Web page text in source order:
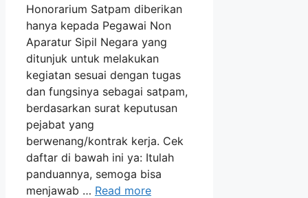
Honorarium Satpam diberikan
hanya kepada Pegawai Non
Aparatur Sipil Negara yang
ditunjuk untuk melakukan
kegiatan sesuai dengan tugas
dan fungsinya sebagai satpam,
berdasarkan surat keputusan
pejabat yang
berwenang/kontrak kerja. Cek
daftar di bawah ini ya: Itulah
panduannya, semoga bisa
menjawab … Read more